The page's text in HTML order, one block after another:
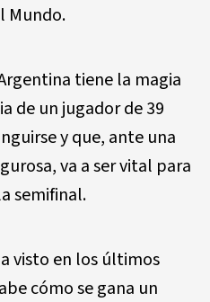
Mundo.
tiene la magia
de un jugador de 39
y que, ante una
va a ser vital para
semifinal.
visto en los últimos
cómo se gana un